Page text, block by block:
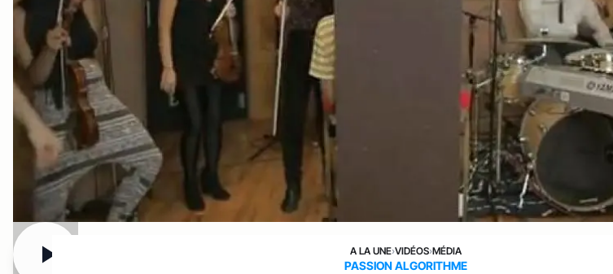
A LA UNE›VIDÉOS›MÉDIA
PASSION ALGORITHME